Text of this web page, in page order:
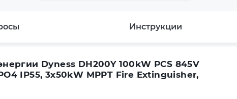
Инструкции
Dyness DH200Y 100kW PCS 845V
IP55, 3x50kW MPPT Fire Extinguisher,